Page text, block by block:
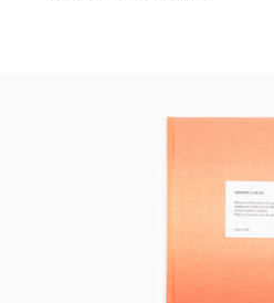
expanded edition)